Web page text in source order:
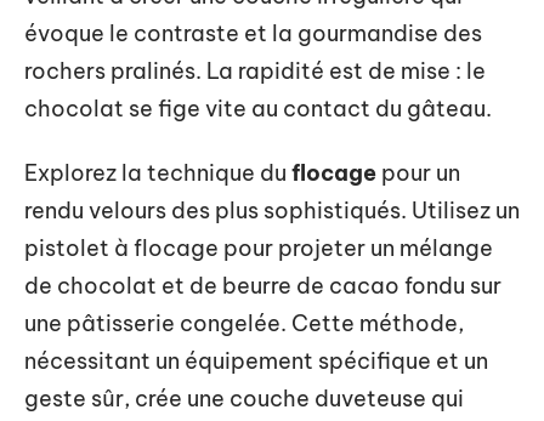
évoque le contraste et la gourmandise des
rochers pralinés. La rapidité est de mise : le
chocolat se fige vite au contact du gâteau.
Explorez la technique du flocage pour un
rendu velours des plus sophistiqués. Utilisez un
pistolet à flocage pour projeter un mélange
de chocolat et de beurre de cacao fondu sur
une pâtisserie congelée. Cette méthode,
nécessitant un équipement spécifique et un
geste sûr, crée une couche duveteuse qui